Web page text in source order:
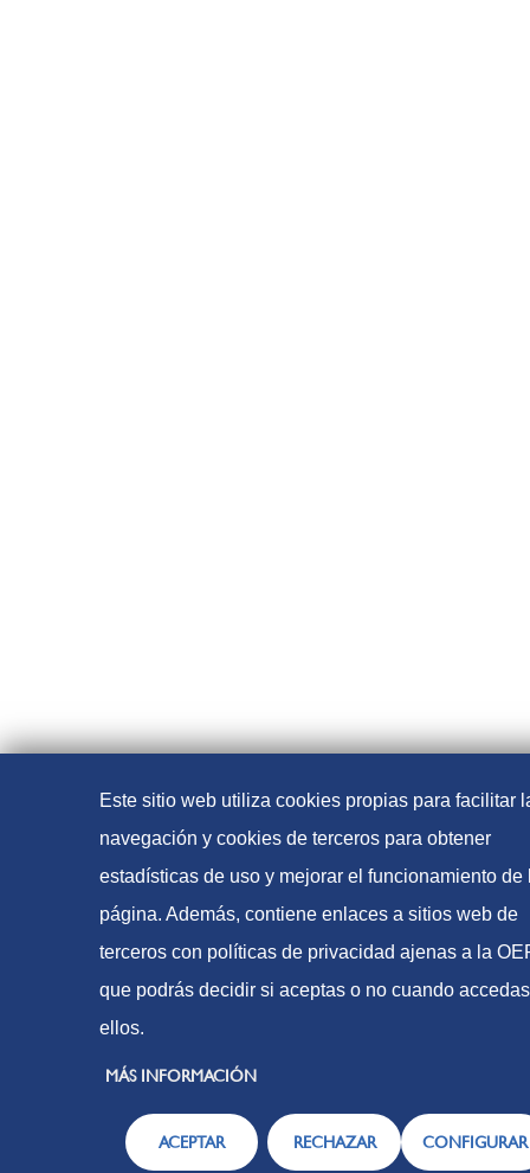
Este sitio web utiliza cookies propias para facilitar
navegación y cookies de terceros para obtener
estadísticas de uso y mejorar el funcionamiento de
página. Además, contiene enlaces a sitios web de
terceros con políticas de privacidad ajenas a la
que podrás decidir si aceptas o no cuando
ellos.
MÁS INFORMACIÓN
ACEPTAR RECHAZAR CONFIGURAR